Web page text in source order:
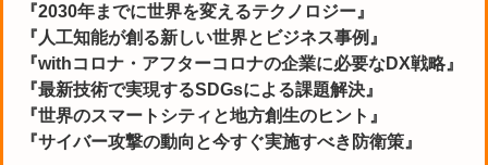
『2030年までに世界を変えるテクノロジー』
『人工知能が創る新しい世界とビジネス事例』
『withコロナ・アフターコロナの企業に必要なDX戦略』
『最新技術で実現するSDGsによる課題解決』
『世界のスマートシティと地方創生のヒント』
『サイバー攻撃の動向と今すぐ実施すべき防衛策』